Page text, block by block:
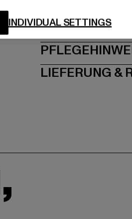
GRÖSSE
LIEFERUNG &
INDIVIDUAL SETTINGS